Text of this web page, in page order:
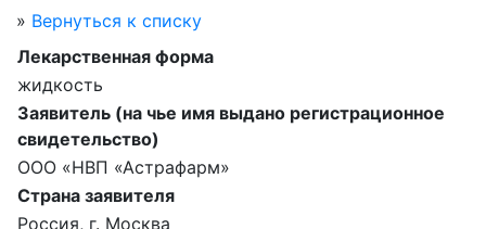
» Вернуться к списку
Лекарственная форма
жидкость
Заявитель (на чье имя выдано регистрационное
свидетельство)
ООО «НВП «Астрафарм»
Страна заявителя
Россия, г. Москва